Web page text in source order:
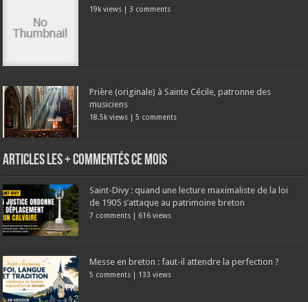
19k views | 3 comments
Prière (originale) à Sainte Cécile, patronne des
musiciens
18.5k views |5 comments
Articles les + commentés ce mois
Saint-Divy : quand une lecture maximaliste de la loi
de 1905 s’attaque au patrimoine breton
7 comments | 616 views
Messe en breton : faut-il attendre la perfection ?
5 comments | 133 views